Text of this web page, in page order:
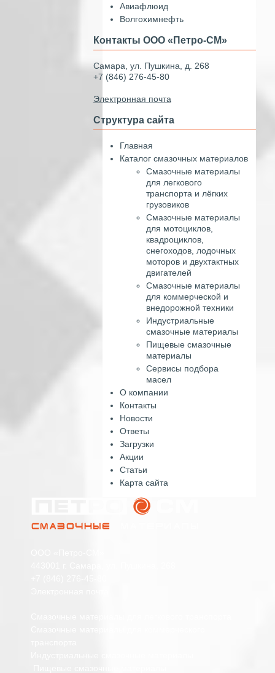
Авиафлюид
Волгохимнефть
Контакты ООО «Петро-СМ»
Самара, ул. Пушкина, д. 268
+7 (846) 276-45-80
Электронная почта
Структура сайта
Главная
Каталог смазочных материалов
Смазочные материалы
для легкового
транспорта и лёгких
грузовиков
Смазочные материалы
для мотоциклов,
квадроциклов,
снегоходов, лодочных
моторов и двухтактных
двигателей
Смазочные материалы
для коммерческой и
внедорожной техники
Индустриальные
смазочные материалы
Пищевые смазочные
материалы
Сервисы подбора
масел
О компании
Контакты
Новости
Ответы
Загрузки
Акции
Статьи
Карта сайта